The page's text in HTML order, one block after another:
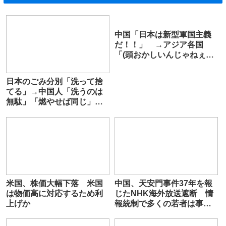
日本のごみ分別「洗って捨
てる」→中国人「洗うのは
無駄」「燃やせば同じ」
中国「日本は新型軍国主義
だ！！」 →アジア各国
「(頭おかしいんじゃねぇか
米国、株価大幅下落 米国
は物価高に対応するため利
上げか
中国、天安門事件37年を報
じたNHK海外放送遮断 情
報統制で多くの若者は事件